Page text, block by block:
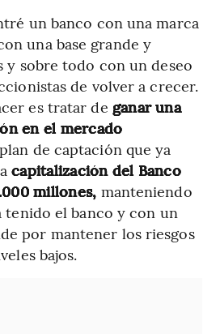
un banco con una marca
una base grande y
y sobre todo con un deseo
de volver a crecer.
es tratar de ganar una
en el mercado
de captación que ya
capitalización del Banco
millones, manteniendo
tenido el banco y con un
por mantener los riesgos
bajos.